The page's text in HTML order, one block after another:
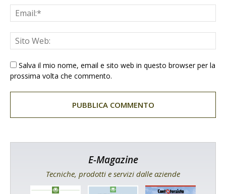
Salva il mio nome, email e sito web in questo browser per la
prossima volta che commento.
E-Magazine
Tecniche, prodotti e servizi dalle aziende